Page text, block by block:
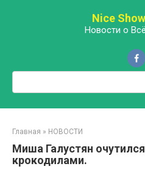
Nice Show
Новости о
Поиск:
Главная » НОВОСТИ
Миша Галустян
крокодилами.